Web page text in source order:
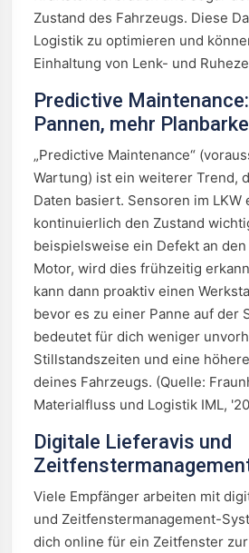
Zustand des Fahrzeugs. Diese
Logistik zu optimieren und
Einhaltung von Lenk- und
Predictive
Pannen, mehr
„Predictive Maintenance“
Wartung) ist ein weiterer Trend,
Daten basiert. Sensoren im LKW
kontinuierlich den Zustand
beispielsweise ein Defekt an
Motor, wird dies frühzeitig
kann dann proaktiv einen
bevor es zu einer Panne auf der
bedeutet für dich weniger
Stillstandszeiten und eine
deines Fahrzeugs. (Quelle:
Materialfluss und Logistik IML,
Digitale Lieferavis und
Viele Empfänger arbeiten mit
und Zeitfenstermanagement-
dich online für ein Zeitfenster